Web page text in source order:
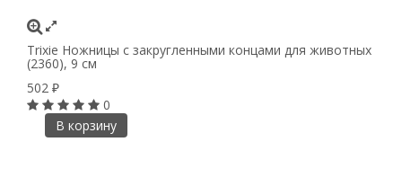
Trixie Ножницы с закругленными концами для животных
(2360), 9 см
502 ₽
0
В корзину